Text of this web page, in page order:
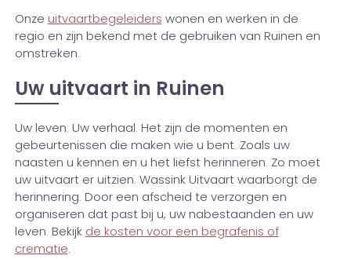
Onze uitvaartbegeleiders wonen en werken in de
regio en zijn bekend met de gebruiken van Ruinen en
omstreken.
Uw uitvaart in Ruinen
Uw leven. Uw verhaal. Het zijn de momenten en
gebeurtenissen die maken wie u bent. Zoals uw
naasten u kennen en u het liefst herinneren. Zo moet
uw uitvaart er uitzien. Wassink Uitvaart waarborgt de
herinnering. Door een afscheid te verzorgen en
organiseren dat past bij u, uw nabestaanden en uw
leven. Bekijk de kosten voor een begrafenis of
crematie.